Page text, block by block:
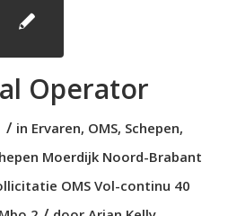
Operator
/ in Ervaren, OMS, Schepen,
Moerdijk Noord-Brabant
OMS Vol-continu 40